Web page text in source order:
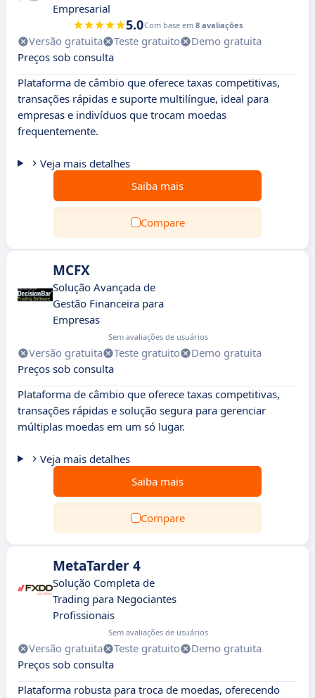
Empresarial
5.0Com base em 8 avaliações
Versão gratuita Teste gratuito
Demo gratuita
Preços sob consulta
Plataforma de câmbio que oferece taxas competitivas,
transações rápidas e suporte multilíngue, ideal para
empresas e indivíduos que trocam moedas
frequentemente.
Veja mais detalhes
Saiba mais
Compare
MCFX
Solução Avançada de
Gestão Financeira para
Empresas
Sem avaliações de usuários
Versão gratuita Teste gratuito
Demo gratuita
Preços sob consulta
Plataforma de câmbio que oferece taxas competitivas,
transações rápidas e solução segura para gerenciar
múltiplas moedas em um só lugar.
Veja mais detalhes
Saiba mais
Compare
MetaTarder 4
Solução Completa de
Trading para Negociantes
Profissionais
Sem avaliações de usuários
Versão gratuita Teste gratuito
Demo gratuita
Preços sob consulta
Plataforma robusta para troca de moedas, oferecendo